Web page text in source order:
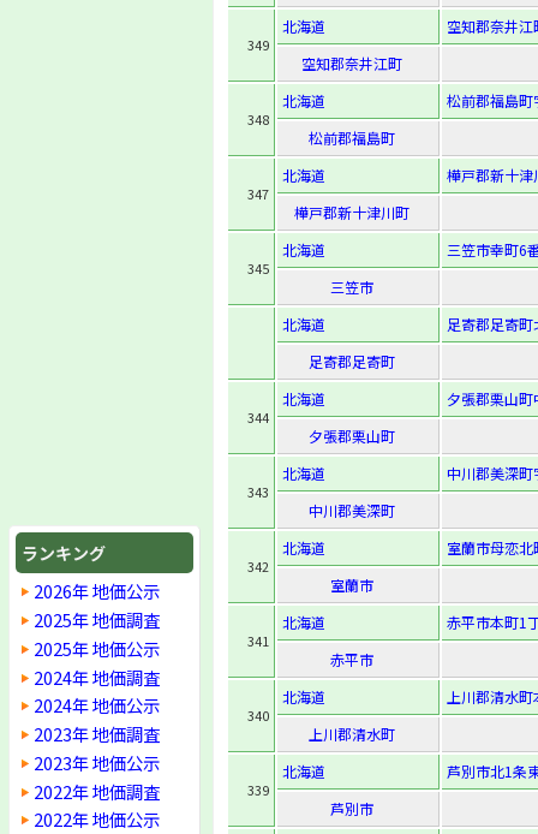
ランキング
2026年 地価公示
2025年 地価調査
2025年 地価公示
2024年 地価調査
2024年 地価公示
2023年 地価調査
2023年 地価公示
2022年 地価調査
2022年 地価公示
349
北海道
空知郡奈井
空知郡奈井江町
348
北海道
松前郡福島
松前郡福島町
347
北海道
樺戸郡新十
樺戸郡新十津川町
345
北海道
三笠市幸町6
三笠市
北海道
足寄郡足寄
足寄郡足寄町
344
北海道
夕張郡栗山
夕張郡栗山町
343
北海道
中川郡美深
中川郡美深町
342
北海道
室蘭市母恋
室蘭市
341
北海道
赤平市本町1
赤平市
340
北海道
上川郡清水
上川郡清水町
339
北海道
芦別市北1条
芦別市